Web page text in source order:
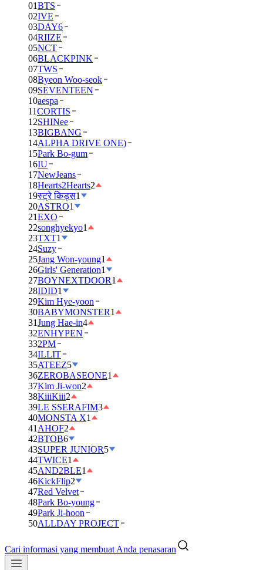
01BTS
02IVE
03DAY6
04RIIZE
05NCT
06BLACKPINK
07TWS
08Byeon Woo-seok
09SEVENTEEN
10aespa
11CORTIS
12SHINee
13BIGBANG
14ALPHA DRIVE ONE)
15Park Bo-gum
16IU
17NewJeans
18Hearts2Hearts2
19स्ट्रे किड्स1
20ASTRO1
21EXO
22songhyekyo1
23TXT1
24Suzy
25Jang Won-young1
26Girls' Generation1
27BOYNEXTDOOR1
28IDID1
29Kim Hye-yoon
30BABYMONSTER1
31Jung Hae-in4
32ENHYPEN
332PM
34ILLIT
35ATEEZ5
36ZEROBASEONE1
37Kim Ji-won2
38KiiiKiii2
39LE SSERAFIM3
40MONSTA X1
41 AHOF2
42BTOB6
43SUPER JUNIOR5
44TWICE1
45AND2BLE1
46KickFlip2
47Red Velvet
48Park Bo-young
49Park Ji-hoon
50ALLDAY PROJECT
Cari informasi yang membuat Anda penasaran